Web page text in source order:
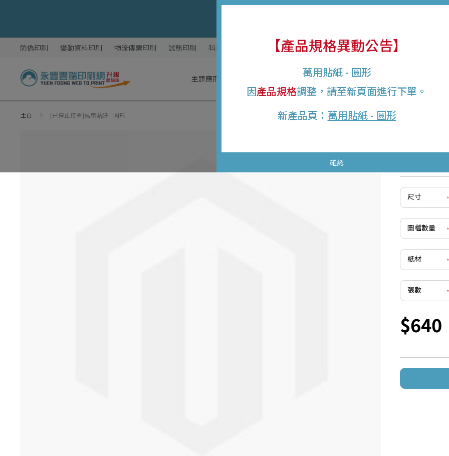
【產品規格異動公告】
萬用貼紙 - 圓形
因產品規格調整，請至新頁面進行下單。
新產品頁： 萬用貼紙 - 圓形
確認
跳
內
容
印刷聊聊
防偽印刷 變動資料印刷 物流傳票印刷 試務印刷 科技用紙
主題應用 商用文宣 包裝提袋
主頁 [已停止接單]萬用貼紙 - 圓形
尺寸
圖檔數量
紙材
張數
$640
of
of